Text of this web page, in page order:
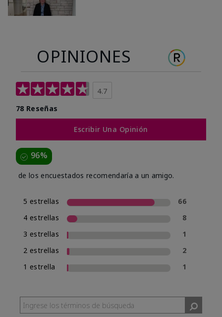
OPINIONES
4.7
78 Reseñas
Escribir Una Opinión
96%
de los encuestados recomendaría a un amigo.
5 estrellas
66
4 estrellas
8
3 estrellas
1
2 estrellas
2
1 estrella
1